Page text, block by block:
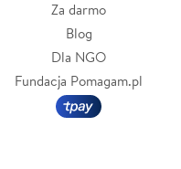
Za darmo
Blog
Dla NGO
Fundacja Pomagam.pl